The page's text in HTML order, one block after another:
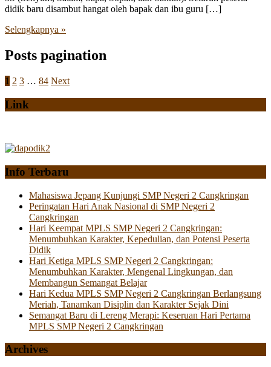
didik baru disambut hangat oleh bapak dan ibu guru […]
Selengkapnya »
Posts pagination
1 2 3 … 84 Next
Link
Info Terbaru
Mahasiswa Jepang Kunjungi SMP Negeri 2 Cangkringan
Peringatan Hari Anak Nasional di SMP Negeri 2
Cangkringan
Hari Keempat MPLS SMP Negeri 2 Cangkringan:
Menumbuhkan Karakter, Kepedulian, dan Potensi Peserta
Didik
Hari Ketiga MPLS SMP Negeri 2 Cangkringan:
Menumbuhkan Karakter, Mengenal Lingkungan, dan
Membangun Semangat Belajar
Hari Kedua MPLS SMP Negeri 2 Cangkringan Berlangsung
Meriah, Tanamkan Disiplin dan Karakter Sejak Dini
Semangat Baru di Lereng Merapi: Keseruan Hari Pertama
MPLS SMP Negeri 2 Cangkringan
Archives